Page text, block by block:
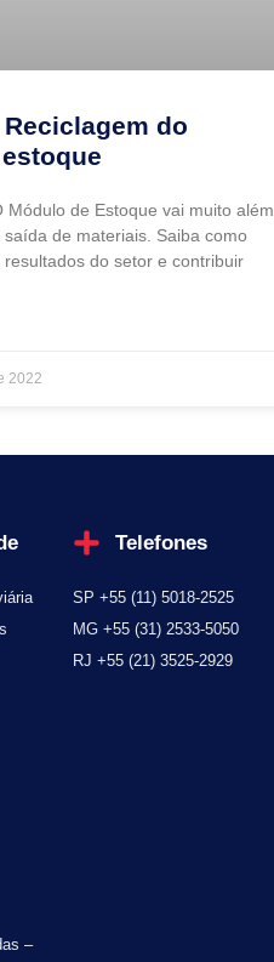
do
Módulo de Estoque vai muito além
de materiais. Saiba como
do setor e contribuir
2022
–
Telefones
SP +55 (11) 5018-2525
MG +55 (31) 2533-5050
RJ +55 (21) 3525-2929